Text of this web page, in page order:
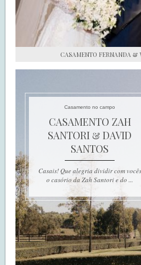
CASAMENTO FERNANDA &
Casamento no campo
CASAMENTO ZAH
SANTORI & DAVID
SANTOS
Casais! Que alegria dividir com vocês
o casório da Zah Santori e do ...